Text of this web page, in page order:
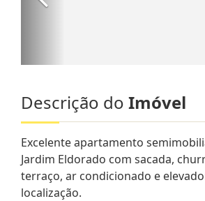
Descrição do Imóvel
Excelente apartamento
Jardim Eldorado com sacada,
terraço, ar condicionado e
localização.